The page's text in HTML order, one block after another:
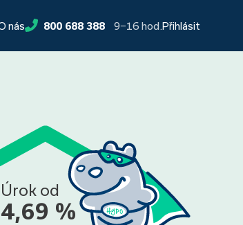
nás 800 688 388 9−16 hod. Přihlásit
Úrok od
4,69 %